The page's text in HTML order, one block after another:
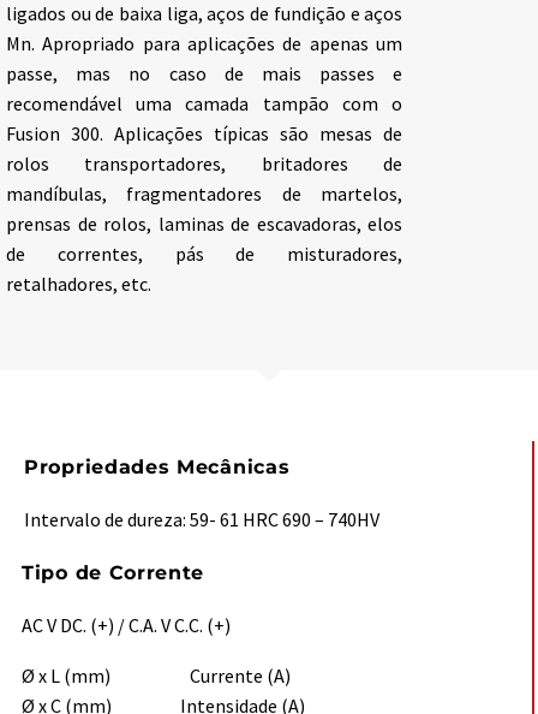
ligados ou de baixa liga, aços de fundição e aços
Mn. Apropriado para aplicações de apenas um
passe, mas no caso de mais passes e
recomendável uma camada tampão com o
Fusion 300. Aplicações típicas são mesas de
rolos transportadores, britadores de
mandíbulas, fragmentadores de martelos,
prensas de rolos, laminas de escavadoras, elos
de correntes, pás de misturadores,
retalhadores, etc.
Propriedades Mecânicas
Intervalo de dureza: 59- 61 HRC 690 – 740HV
Tipo de Corrente
AC V DC. (+) / C.A. V C.C. (+)
Ø x L (mm) Currente (A)
Ø x C (mm) Intensidade (A)